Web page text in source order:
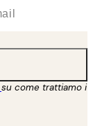
su come trattiamo i